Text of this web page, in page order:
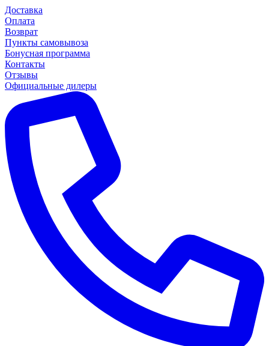
Доставка
Оплата
Возврат
Пункты самовывоза
Бонусная программа
Контакты
Отзывы
Официальные дилеры